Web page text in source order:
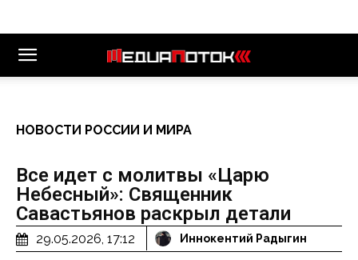
НОВОСТИ РОССИИ И МИРА
Все идет с молитвы «Царю
Небесный»: Священник
Савастьянов раскрыл детали
29.05.2026, 17:12 Иннокентий Радыгин